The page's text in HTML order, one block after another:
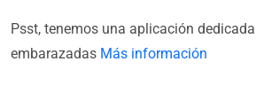
Psst, tenemos una aplicación
embarazadas Más información